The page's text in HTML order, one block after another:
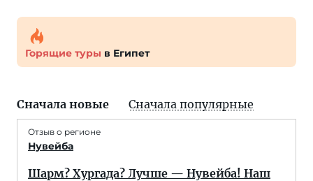
Горящие туры в Египет
Сначала новые Сначала популярные
Отзыв о регионе
Нувейба
Шарм? Хургада? Лучше — Нувейба! Наш